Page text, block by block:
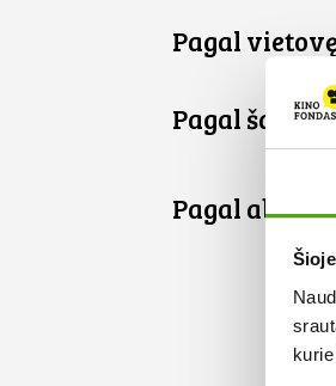
Pagal
Pagal šalį:
Pagal